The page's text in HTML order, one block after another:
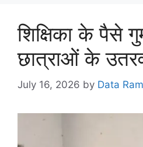
शिक्षिका के पैसे
छात्राओं के
July 16, 2026 by Data